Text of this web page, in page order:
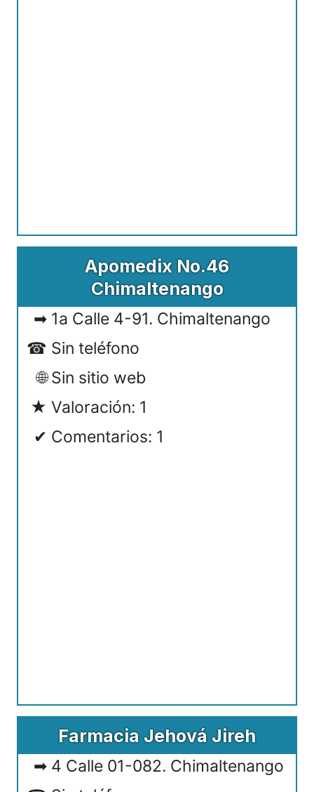
Apomedix No.46
Chimaltenango
1a Calle 4-91. Chimaltenango
Sin teléfono
Sin sitio web
Valoración: 1
Comentarios: 1
Farmacia Jehová Jireh
4 Calle 01-082. Chimaltenango